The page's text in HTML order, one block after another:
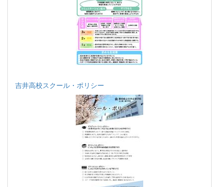
吉井高校スクール・ポリシー